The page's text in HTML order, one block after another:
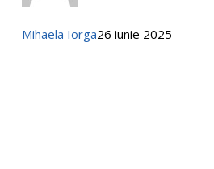
era
Mihaela Iorga26 iunie 2025